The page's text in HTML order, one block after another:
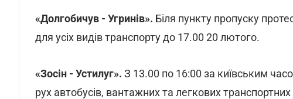
«Долгобичув - Угринів». Біля пункту пропуску
для усіх видів транспорту до 17.00 20 лютого.
«Зосін - Устилуг». З 13.00 по 16:00 за київським
рух автобусів, вантажних та легкових